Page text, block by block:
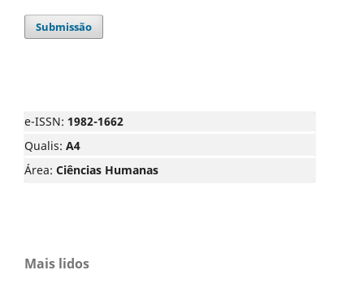
Submissão
e-ISSN: 1982-1662
Qualis: A4
Área: Ciências Humanas
Mais lidos